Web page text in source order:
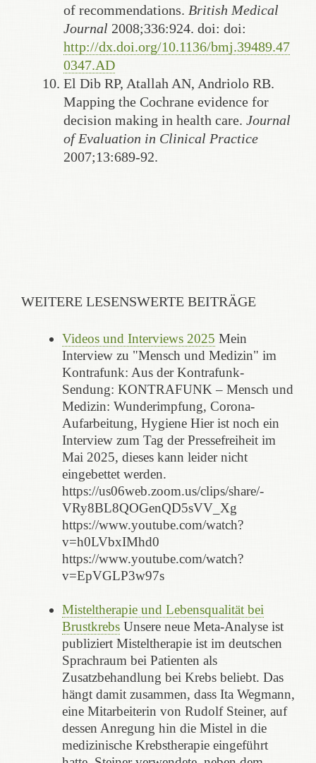
of recommendations. British Medical
Journal 2008;336:924. doi: doi:
http://dx.doi.org/10.1136/bmj.39489.47
0347.AD
El Dib RP, Atallah AN, Andriolo RB.
Mapping the Cochrane evidence for
decision making in health care. Journal
of Evaluation in Clinical Practice
2007;13:689-92.
WEITERE LESENSWERTE BEITRÄGE
Videos und Interviews 2025 Mein
Interview zu "Mensch und Medizin" im
Kontrafunk: Aus der Kontrafunk-
Sendung: KONTRAFUNK – Mensch und
Medizin: Wunderimpfung, Corona-
Aufarbeitung, Hygiene Hier ist noch ein
Interview zum Tag der Pressefreiheit im
Mai 2025, dieses kann leider nicht
eingebettet werden.
https://us06web.zoom.us/clips/share/-
VRy8BL8QOGenQD5sVV_Xg
https://www.youtube.com/watch?
v=h0LVbxIMhd0
https://www.youtube.com/watch?
v=EpVGLP3w97s
Misteltherapie und Lebensqualität bei
BrustkrebsUnsere neue Meta-Analyse ist
publiziert Misteltherapie ist im deutschen
Sprachraum bei Patienten als
Zusatzbehandlung bei Krebs beliebt. Das
hängt damit zusammen, dass Ita Wegmann,
eine Mitarbeiterin von Rudolf Steiner, auf
dessen Anregung hin die Mistel in die
medizinische Krebstherapie eingeführt